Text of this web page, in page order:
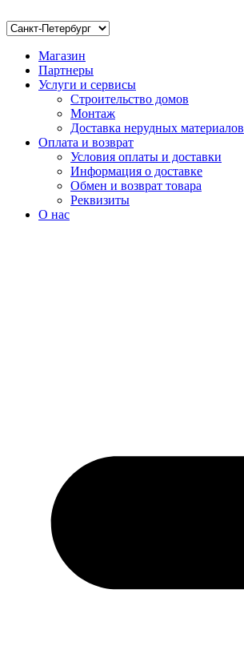
Магазин
Партнеры
Услуги и сервисы
Строительство домов
Монтаж
Доставка нерудных материалов
Оплата и возврат
Условия оплаты и доставки
Информация о доставке
Обмен и возврат товара
Реквизиты
О нас